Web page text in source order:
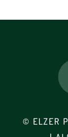
© ELZER